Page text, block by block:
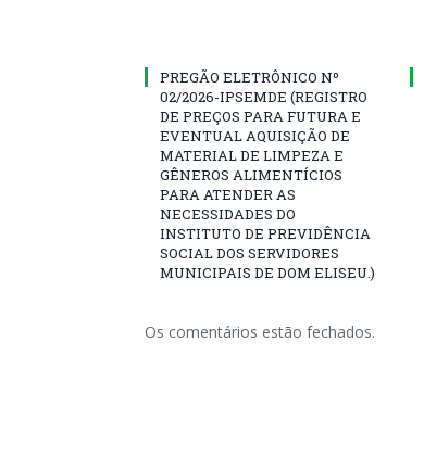
PREGÃO ELETRÔNICO Nº
02/2026-IPSEMDE (REGISTRO
DE PREÇOS PARA FUTURA E
EVENTUAL AQUISIÇÃO DE
MATERIAL DE LIMPEZA E
GÊNEROS ALIMENTÍCIOS
PARA ATENDER AS
NECESSIDADES DO
INSTITUTO DE PREVIDÊNCIA
SOCIAL DOS SERVIDORES
MUNICIPAIS DE DOM ELISEU.)
Os comentários estão fechados.